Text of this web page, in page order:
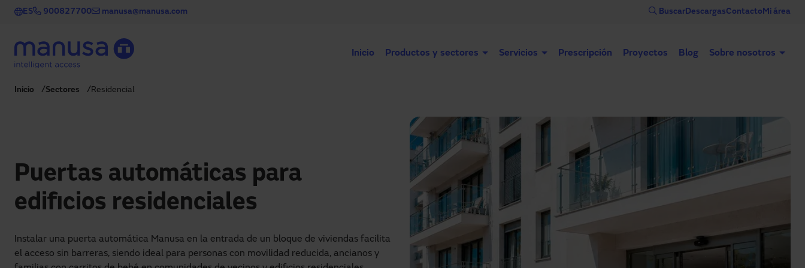
Pasar al contenido principal
ES 900827700 manusa@manusa.com BuscarDescargasContactoMi área
Inicio Productos y sectores Servicios Prescripción Proyectos Blog Sobre nosotros
Inicio Sectores Residencial
Puertas automáticas para
edificios residenciales
Instalar una puerta automática Manusa en la entrada de un bloque de viviendas facilita
el acceso sin barreras, siendo ideal para personas con movilidad reducida, ancianos y